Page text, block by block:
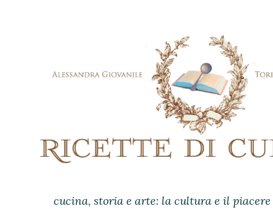
cucina, storia e arte: la cultura e il